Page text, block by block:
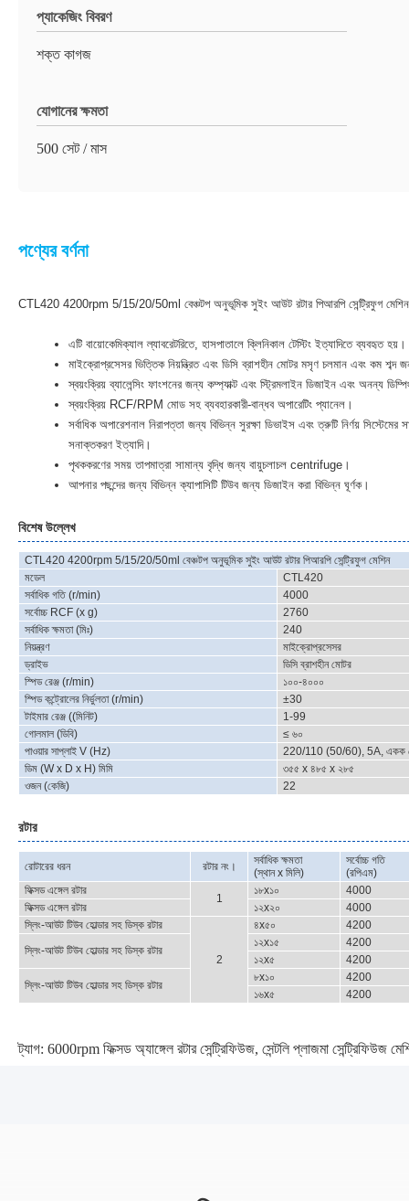
প্যাকেজিং বিবরণ
শক্ত কাগজ
যোগানের ক্ষমতা
500 সেট / মাস
পণ্যের বর্ণনা
CTL420 4200rpm 5/15/20/50ml বেঞ্চটপ অনুভূমিক সুইং আউট রটার পিআরপি সেন্ট্রিফুগ মেশিন
এটি বায়োকেমিক্যাল ল্যাবরেটরিতে, হাসপাতালে ক্লিনিকাল টেস্টিং ইত্যাদিতে ব্যবহৃত হয়।
মাইক্রোপ্রসেসর ভিত্তিক নিয়ন্ত্রিত এবং ডিসি ব্রাশহীন মোটর মসৃণ চলমান এবং কম শব্দ
স্বয়ংক্রিয় ব্যালেন্সিং ফাংশনের জন্য কম্প্যাক্ট এবং স্ট্রিমলাইন ডিজাইন এবং অনন্য
স্বয়ংক্রিয় RCF/RPM মোড সহ ব্যবহারকারী-বান্ধব অপারেটিং প্যানেল।
সর্বাধিক অপারেশনাল নিরাপত্তা জন্য বিভিন্ন সুরক্ষা ডিভাইস এবং ত্রুটি নির্ণয়
সনাক্তকরণ ইত্যাদি।
পৃথককরণের সময় তাপমাত্রা সামান্য বৃদ্ধি জন্য বায়ুচলাচল centrifuge।
আপনার পছন্দের জন্য বিভিন্ন ক্যাপাসিটি টিউব জন্য ডিজাইন করা বিভিন্ন ঘূর্ণক।
বিশেষ উল্লেখ
CTL420 4200rpm 5/15/20/50ml বেঞ্চটপ অনুভূমিক সুইং আউট রটার পিআরপি সেন্ট্রিফুগ মেশিন
মডেল
CTL420
সর্বাধিক গতি (r/min)
4000
সর্বোচ্চ RCF (x g)
2760
সর্বাধিক ক্ষমতা (মিঃ)
240
নিয়ন্ত্রণ
মাইক্রোপ্রসেসর
ড্রাইভ
ডিসি ব্রাশহীন মোটর
স্পিড রেঞ্জ (r/min)
১০০-৪০০০
স্পিড কন্ট্রোলের নির্ভুলতা (r/min)
±30
টাইমার রেঞ্জ ((মিনিট)
1-99
গোলমাল (ডিবি)
≤ ৬০
পাওয়ার সাপ্লাই V (Hz)
220/110 (50/60), 5A, একক
ডিম (W x D x H) মিমি
৩৫৫ x ৪৮৫ x ২৮৫
ওজন (কেজি)
22
রটার
রোটারের ধরন রটার নং।
সর্বাধিক ক্ষমতা
(স্থান x মিলি)
সর্বোচ্চ গতি
(রপিএম)
ফিক্সড এঙ্গেল রটার
1
১৮x১০
4000
ফিক্সড এঙ্গেল রটার
১২x২০
4000
স্লিং-আউট টিউব হোল্ডার সহ ডিস্ক রটার
2
৪x৫০
4200
স্লিং-আউট টিউব হোল্ডার সহ ডিস্ক রটার
১২x১৫
4200
১২x৫
4200
স্লিং-আউট টিউব হোল্ডার সহ ডিস্ক রটার
৮x১০
4200
১৬x৫
4200
ট্যাগ: 6000rpm ফিক্সড অ্যাঙ্গেল রটার সেন্ট্রিফিউজ, সেন্টলি প্লাজমা সেন্ট্রিফিউজ